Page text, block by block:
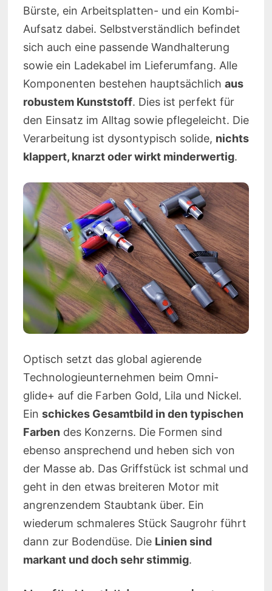
Bürste, ein Arbeitsplatten- und ein Kombi-
Aufsatz dabei. Selbstverständlich befindet
sich auch eine passende Wandhalterung
sowie ein Ladekabel im Lieferumfang. Alle
Komponenten bestehen hauptsächlich aus
robustem Kunststoff. Dies ist perfekt für
den Einsatz im Alltag sowie pflegeleicht. Die
Verarbeitung ist dysontypisch solide, nichts
klappert, knarzt oder wirkt minderwertig.
Optisch setzt das global agierende
Technologieunternehmen beim Omni-
glide+ auf die Farben Gold, Lila und Nickel.
Ein schickes Gesamtbild in den typischen
Farben des Konzerns. Die Formen sind
ebenso ansprechend und heben sich von
der Masse ab. Das Griffstück ist schmal und
geht in den etwas breiteren Motor mit
angrenzendem Staubtank über. Ein
wiederum schmaleres Stück Saugrohr führt
dann zur Bodendüse. Die Linien sind
markant und doch sehr stimmig.